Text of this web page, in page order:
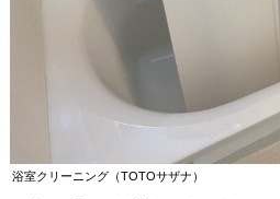
浴室クリーニング（TOTOサザナ）